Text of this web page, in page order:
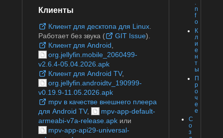
n
f
o
К
л
и
е
н
т
ы
П
р
о
ч
е
е
С
о
з
Клиенты
Клиент для десктопа для Linux
Работает без звука (
GIT Issue).
Клиент для Android
org.jellyfin.mobile_2060499-
v2.6.4-05.04.2026.apk
Клиент для Android TV,
org.jellyfin.androidtv_190999-
v0.19.9-11.05.2026.apk
mpv в качестве внешнего плеера
для Android TV,
mpv-app-default-
armeabi-v7a-release.apk или
mpv-app-api29-universal-